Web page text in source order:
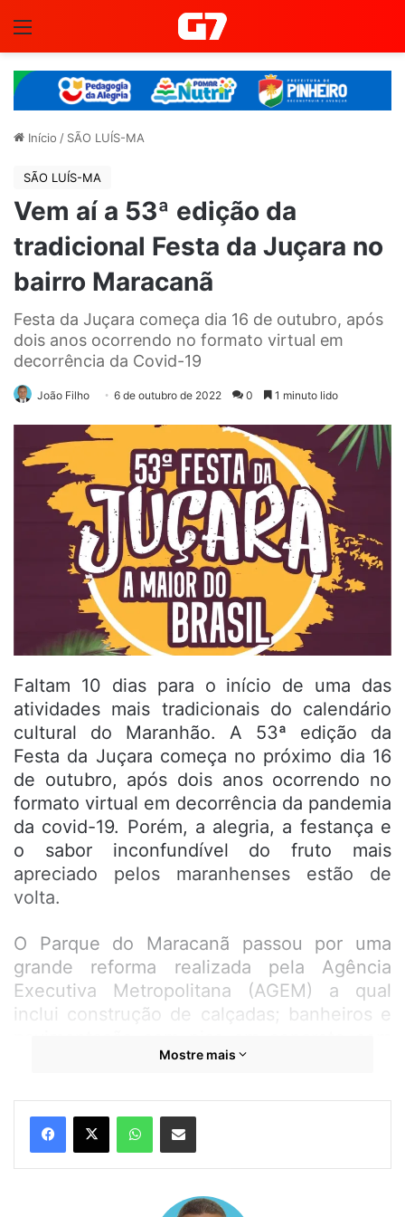
Início / SÃO LUÍS-MA
SÃO LUÍS-MA
Vem aí a 53ª edição da
tradicional Festa da Juçara no
bairro Maracanã
Festa da Juçara começa dia 16 de outubro, após
dois anos ocorrendo no formato virtual em
decorrência da Covid-19
João Filho 6 de outubro de 2022 0 1 minuto lido
Faltam 10 dias para o início de uma das
atividades mais tradicionais do calendário
cultural do Maranhão. A 53ª edição da
Festa da Juçara começa no próximo dia 16
de outubro, após dois anos ocorrendo no
formato virtual em decorrência da pandemia
da covid-19. Porém, a alegria, a festança e
o sabor inconfundível do fruto mais
apreciado pelos maranhenses estão de
volta.
O Parque do Maracanã passou por uma
grande reforma realizada pela Agência
Executiva Metropolitana (AGEM) a qual
inclui construção de calçadas; banheiros e
acessibilidade, assim como foi feita a
pavimentação com brita; adaptação de área
para estacionamento; reforma de palco;
iluminação e sinalização.
Com toda essa estrutura nova, a
Mostre mais